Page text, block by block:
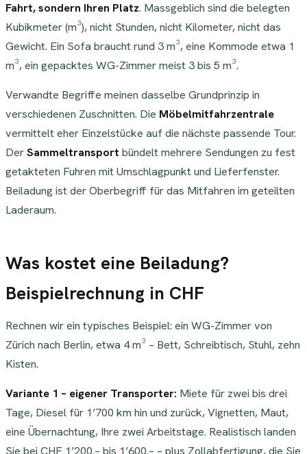
Fahrt, sondern Ihren Platz. Massgeblich sind die belegten
Kubikmeter (m³), nicht Stunden, nicht Kilometer, nicht das
Gewicht. Ein Sofa braucht rund 3 m³, eine Kommode etwa 1
m³, ein gepacktes WG-Zimmer meist 3 bis 5 m³.
Verwandte Begriffe meinen dasselbe Grundprinzip in
verschiedenen Zuschnitten. Die Möbelmitfahrzentrale
vermittelt eher Einzelstücke auf die nächste passende Tour.
DerSammeltransport bündelt mehrere Sendungen zu fest
getakteten Fuhren mit Umschlagpunkt und Lieferfenster.
Beiladung ist der Oberbegriff für das Mitfahren im geteilten
Laderaum.
Was kostet eine Beiladung?
Beispielrechnung in CHF
Rechnen wir ein typisches Beispiel: ein WG-Zimmer von
Zürich nach Berlin, etwa 4 m³ – Bett, Schreibtisch, Stuhl, zehn
Kisten.
Variante 1 – eigener Transporter: Miete für zwei bis drei
Tage, Diesel für 1’700 km hin und zurück, Vignetten, Maut,
eine Übernachtung, Ihre zwei Arbeitstage. Realistisch landen
Sie bei CHF 1’200.– bis 1’600.– – plus Zollabfertigung, die Sie